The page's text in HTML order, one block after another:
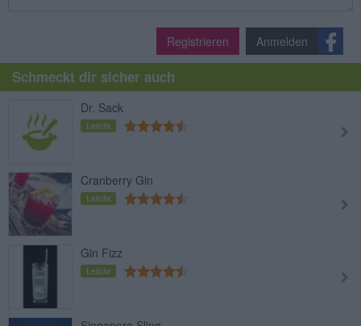
Registrieren Anmelden
Schmeckt dir sicher auch
Dr. Sack
Leicht
Cranberry Gin
Leicht
Gin Fizz
Leicht